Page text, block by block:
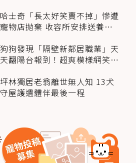
哈士奇「長太好笑賣不掉」慘遭
寵物店拋棄 收容所安排送養活
狗狗發現「隔壁新鄰居職業」天
天翻陽台報到！超爽模樣網笑
坪林獨居老翁離世無人知 13犬
守屋護遺體伴最後一程